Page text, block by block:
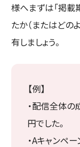
様へまずは「掲
たか（またはどの
有しましょう。
【例】
・配信全体の
円でした。
・Aキャンペ